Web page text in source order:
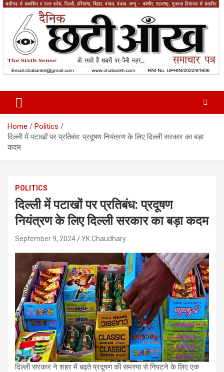
Skip
content
Chatiankh
Home
Politics
दिल्ली में पटाखों पर प्रतिबंध: प्रदूषण नियंत्रण के लिए दिल्ली सरकार का बड़ा
कदम
POLITICS
दिल्ली में पटाखों पर प्रतिबंध: प्रदूषण
नियंत्रण के लिए दिल्ली सरकार का बड़ा कदम
September 9, 2024 YK Chaudhary
दिल्ली सरकार ने शहर में बढ़ते प्रदूषण की समस्या से निपटने के लिए एक